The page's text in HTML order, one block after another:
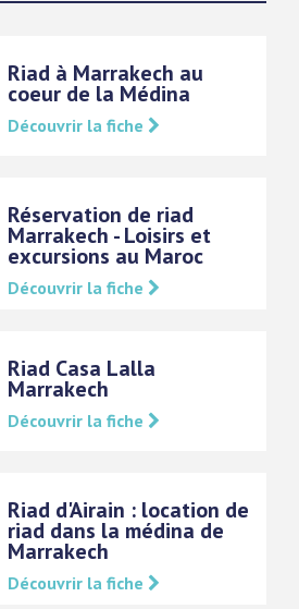
Riad à Marrakech au
coeur de la Médina
Découvrir la fiche
Réservation de riad
Marrakech - Loisirs et
excursions au Maroc
Découvrir la fiche
Riad Casa Lalla
Marrakech
Découvrir la fiche
Riad d'Airain : location de
riad dans la médina de
Marrakech
Découvrir la fiche